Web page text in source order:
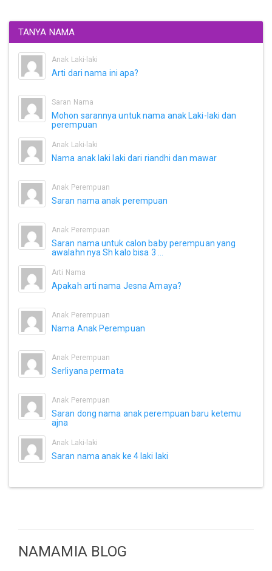
TANYA NAMA
Anak Laki-laki
Arti dari nama ini apa?
Saran Nama
Mohon sarannya untuk nama anak Laki-laki dan
perempuan
Anak Laki-laki
Nama anak laki laki dari riandhi dan mawar
Anak Perempuan
Saran nama anak perempuan
Anak Perempuan
Saran nama untuk calon baby perempuan yang
awalahn nya Sh kalo bisa 3 ...
Arti Nama
Apakah arti nama Jesna Amaya?
Anak Perempuan
Nama Anak Perempuan
Anak Perempuan
Serliyana permata
Anak Perempuan
Saran dong nama anak perempuan baru ketemu
ajna
Anak Laki-laki
Saran nama anak ke 4 laki laki
NAMAMIA BLOG